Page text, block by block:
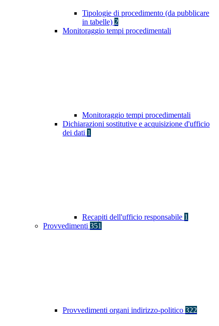
Tipologie di procedimento (da pubblicare
in tabelle) 2
Monitoraggio tempi procedimentali
Monitoraggio tempi procedimentali
Dichiarazioni sostitutive e acquisizione d'ufficio
dei dati 1
Recapiti dell'ufficio responsabile 1
Provvedimenti 351
Provvedimenti organi indirizzo-politico 322